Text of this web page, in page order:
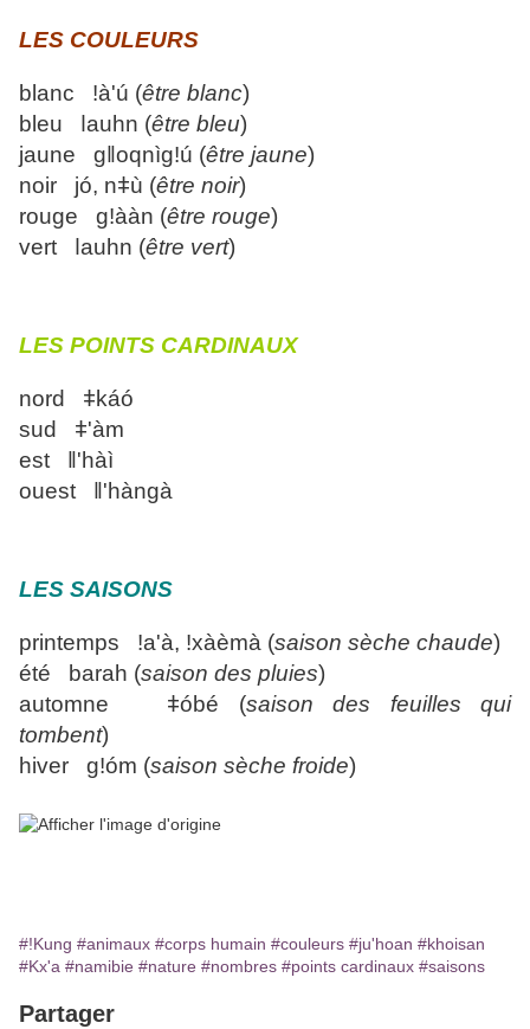
LES COULEURS
blanc ǃà'ú (être blanc)
bleu ǀauhn (être bleu)
jaune gǁoqnìgǃú (être jaune)
noir jó, nǂù (être noir)
rouge gǃààn (être rouge)
vert ǀauhn (être vert)
LES POINTS CARDINAUX
nord ǂkáó
sud ǂ'àm
est ǁ'hàì
ouest ǁ'hàngà
LES SAISONS
printemps ǃa'à, ǃxàèmà (saison sèche chaude)
été barah (saison des pluies)
automne ǂóbé (saison des feuilles qui
tombent)
hiver gǃóm (saison sèche froide)
#!Kung #animaux #corps humain #couleurs #ju'hoan #khoisan
#Kx'a #namibie #nature #nombres #points cardinaux #saisons
Partager